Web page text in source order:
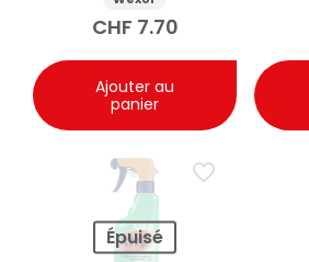
CHF 7.70
Ajouter au
panier
Épuisé